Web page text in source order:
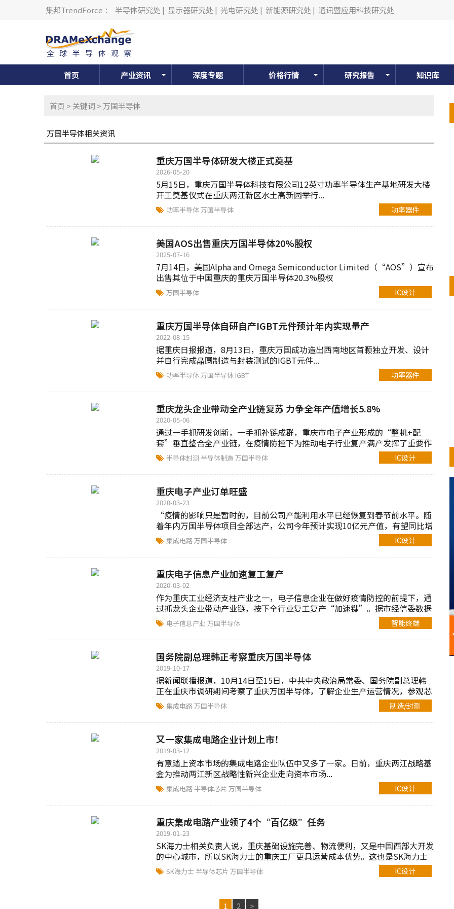
集邦TrendForce ： 半导体研究处 | 显示器研究处 | 光电研究处 | 新能源研究处 | 通讯暨应用科技研究处
首页 产业资讯 深度专题 价格行情 研究报告 知识库
首页 > 关键词 > 万国半导体
万国半导体相关资讯
重庆万国半导体研发大楼正式奠基
2026-05-20
5月15日，重庆万国半导体科技有限公司12英寸功率半导体生产基地研发大楼
开工奠基仪式在重庆两江新区水土高新园举行...
功率半导体万国半导体 功率器件
美国AOS出售重庆万国半导体20%股权
2025-07-16
7月14日，美国Alpha and Omega Semiconductor Limited（“AOS”）宣布
出售其位于中国重庆的重庆万国半导体20.3%股权
万国半导体 IC设计
重庆万国半导体自研自产IGBT元件预计年内实现量产
2022-08-15
据重庆日报报道，8月13日，重庆万国成功造出西南地区首颗独立开发、设计
并自行完成晶圆制造与封装测试的IGBT元件...
功率半导体万国半导体 IGBT 功率器件
重庆龙头企业带动全产业链复苏 力争全年产值增长5.8%
2020-05-06
通过一手抓研发创新，一手抓补链成群，重庆市电子产业形成的“整机+配
套”垂直整合全产业链，在疫情防控下为推动电子行业复产满产发挥了重要作
用。目前，全市639...
半导体封测 半导体制造 万国半导体 IC设计
重庆电子产业订单旺盛
2020-03-23
“疫情的影响只是暂时的，目前公司产能利用水平已经恢复到春节前水平。随
着年内万国半导体项目全部达产，公司今年预计实现10亿元产值，有望同比增
长50%。”重庆...
集成电路万国半导体 IC设计
重庆电子信息产业加速复工复产
2020-03-02
作为重庆工业经济支柱产业之一，电子信息企业在做好疫情防控的前提下，通
过抓龙头企业带动产业链，按下全行业复工复产“加速键”。据市经信委数据
统计，截至2月26日....
电子信息产业 万国半导体 智能终端
国务院副总理韩正考察重庆万国半导体
2019-10-17
据新闻联播报道，10月14日至15日，中共中央政治局常委、国务院副总理韩
正在重庆市调研期间考察了重庆万国半导体，了解企业生产运营情况，参观芯
片生产线...
集成电路万国半导体 制造/封测
又一家集成电路企业计划上市！
2019-03-12
有意踏上资本市场的集成电路企业队伍中又多了一家。日前，重庆两江战略基
金为推动两江新区战略性新兴企业走向资本市场...
集成电路半导体芯片 万国半导体 IC设计
重庆集成电路产业领了4个“百亿级”任务
2019-01-23
SK海力士相关负责人说，重庆基础设施完善、物流便利，又是中国西部大开发
的中心城市，所以SK海力士的重庆工厂更具运营成本优势。这也是SK海力士
二期项目落户重庆的原因。
SK海力士半导体芯片 万国半导体 IC设计
1 2 >